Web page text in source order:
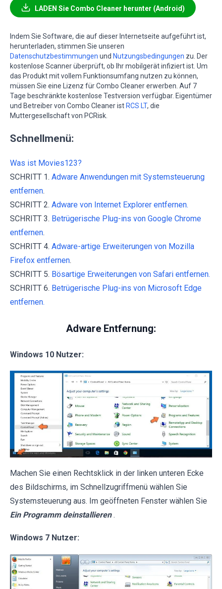
LADEN Sie Combo Cleaner herunter (Android)
Indem Sie Software, die auf dieser Internetseite aufgeführt ist,
herunterladen, stimmen Sie unseren
Datenschutzbestimmungen und Nutzungsbedingungen zu. Der
kostenlose Scanner überprüft, ob Ihr mobilgerät infiziert ist. Um
das Produkt mit vollem Funktionsumfang nutzen zu können,
müssen Sie eine Lizenz für Combo Cleaner erwerben. Auf 7
Tage beschränkte kostenlose Testversion verfügbar. Eigentümer
und Betreiber von Combo Cleaner ist RCS LT, die
Muttergesellschaft von PCRisk.
Schnellmenü:
Was ist Movies123?
SCHRITT 1. Adware Anwendungen mit Systemsteuerung
entfernen.
SCHRITT 2. Adware von Internet Explorer entfernen.
SCHRITT 3. Betrügerische Plug-ins von Google Chrome
entfernen.
SCHRITT 4. Adware-artige Erweiterungen von Mozilla
Firefox entfernen.
SCHRITT 5. Bösartige Erweiterungen von Safari entfernen.
SCHRITT 6. Betrügerische Plug-ins von Microsoft Edge
entfernen.
Adware Entfernung:
Windows 10 Nutzer:
Machen Sie einen Rechtsklick in der linken unteren Ecke
des Bildschirms, im Schnellzugriffmenü wählen Sie
Systemsteuerung aus. Im geöffneten Fenster wählen Sie
Ein Programm deinstallieren .
Windows 7 Nutzer: